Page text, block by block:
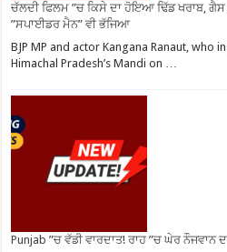
ਚੱਲਦੀ ਫਿਲਮ ”ਚ ਕਿਸੇ ਦਾ ਹੋਇਆ ਢਿੱਡ ਖਰਾਬ, ਗੈਸ
”ਸਪਾਈਡਰ ਮੈਨ” ਵੀ ਭੱਜਿਆ
BJP MP and actor Kangana Ranaut,
Himachal Pradesh’s Mandi on …
Punjab ”ਚ ਵੱਡੀ ਵਾਰਦਾਤ! ਰਾਹ ”ਚ ਘੇਰ